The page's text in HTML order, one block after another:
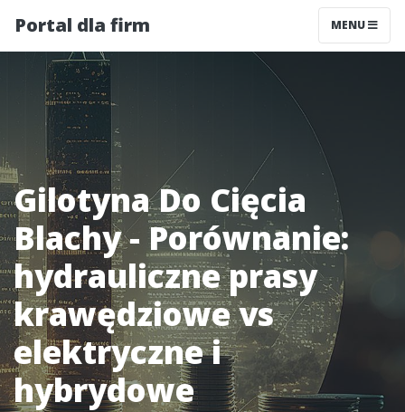
Portal dla firm MENU
Gilotyna Do Cięcia
Blachy - Porównanie:
hydrauliczne prasy
krawędziowe vs
elektryczne i
hybrydowe